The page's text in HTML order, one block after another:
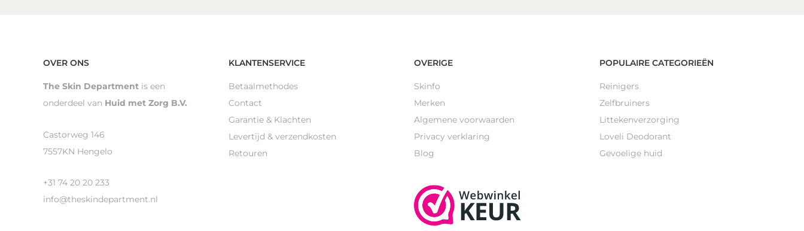
OVER ONS
The Skin Department is een
onderdeel van Huid met Zorg B.V.
Castorweg 146
7557KN Hengelo
+31 74 20 20 233
info@theskindepartment.nl
KLANTENSERVICE
Betaalmethodes
Contact
Garantie & Klachten
Levertijd & verzendkosten
Retouren
OVERIGE
Skinfo
Merken
Algemene voorwaarden
Privacy verklaring
Blog
POPULAIRE CATEGORIEËN
Reinigers
Zelfbruiners
Littekenverzorging
Loveli Deodorant
Gevoelige huid